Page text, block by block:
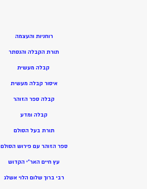
רוחניות והעצמה
תורת הקבלה והנסתר
קבלה מעשית
איסור קבלה מעשית
קבלה ספר הזוהר
קבלה ומדע
תורת בעל הסולם
ספר הזוהר עם פירוש הסולם
עץ חיים האר”י הקדוש
רבי ברוך שלום הלוי אשלג